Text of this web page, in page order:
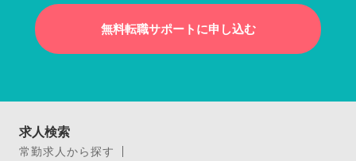
無料転職サポートに申し込む
求人検索
常勤求人から探す